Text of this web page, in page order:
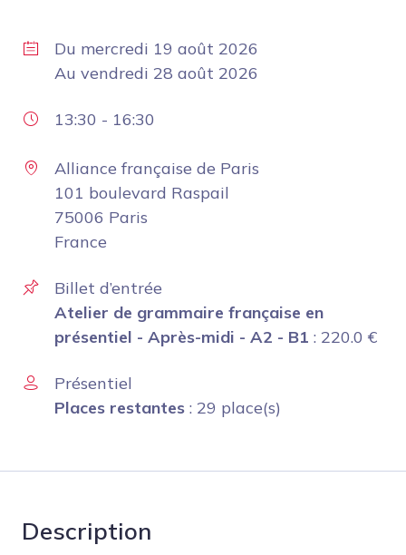
Du mercredi 19 août 2026
Au vendredi 28 août 2026
13:30 - 16:30
Alliance française de Paris
101 boulevard Raspail
75006 Paris
France
Billet d’entrée
Atelier de grammaire française en
présentiel - Après-midi - A2 - B1 : 220.0 €
Présentiel
Places restantes : 29 place(s)
Description